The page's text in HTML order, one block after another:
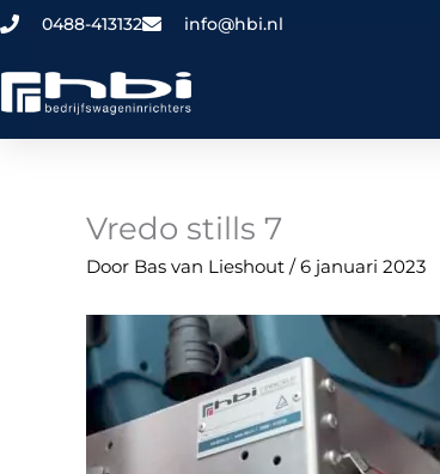
Ga
naar
de
inhoud
0488-413132 info@hbi.nl
Vredo stills 7
Door Bas van Lieshout /6 januari 2023